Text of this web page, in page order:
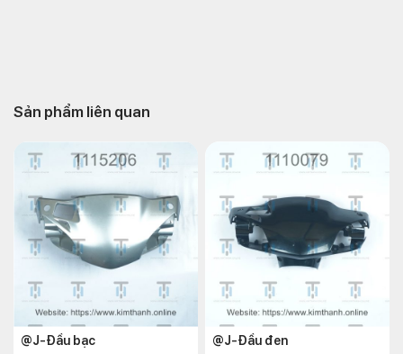
Sản phẩm liên quan
@J-Đầu bạc
@J-Đầu đen